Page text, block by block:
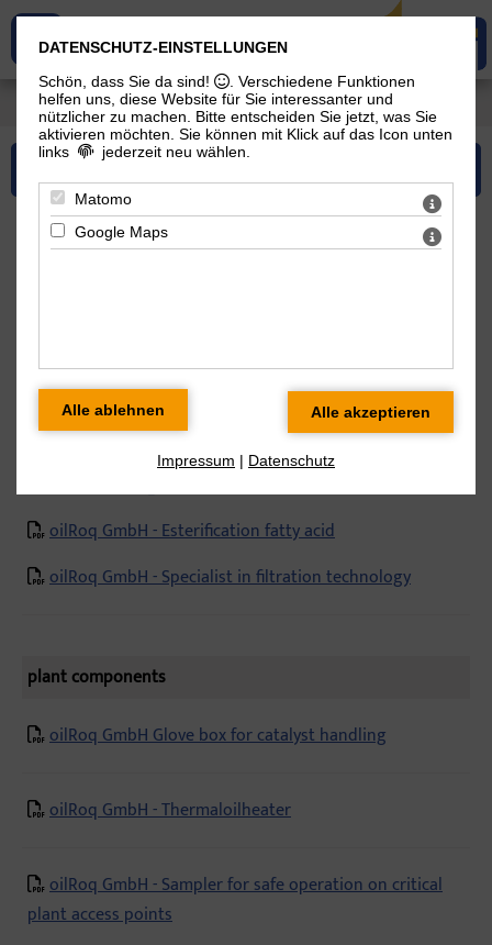
You are here: Downloads > Flyer
Please select...
downloads
oilRoq GmbH Your Specialist in hydrogenation
oilRoq GmbH Your Specialist in interesterification
oilRoq GmbH - Esterification fatty acid
oilRoq GmbH - Specialist in filtration technology
plant components
oilRoq GmbH Glove box for catalyst handling
oilRoq GmbH - Thermaloilheater
oilRoq GmbH - Sampler for safe operation on critical
plant access points
DATENSCHUTZ-EINSTELLUNGEN
Schön, dass Sie da sind!
. Verschiedene Funktionen
helfen uns, diese Website für Sie interessanter und
nützlicher zu machen.
Bitte entscheiden Sie jetzt, was Sie
aktivieren möchten. Sie können mit Klick auf das Icon unten
links
jederzeit neu wählen.
Matomo
Google Maps
Impressum | Datenschutz